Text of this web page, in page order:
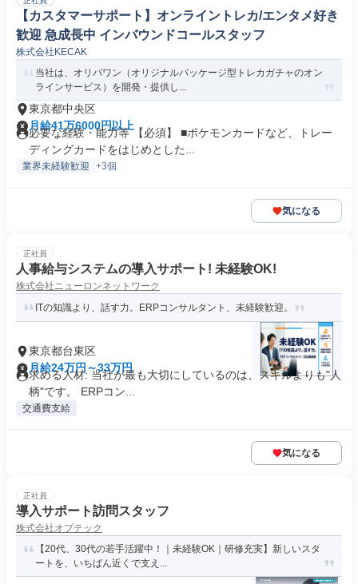
【カスタマーサポート】オンライントレカ/エンタメ好き
歓迎 急成長中 インバウンドコールスタッフ
株式会社KECAK
当社は、オリパワン（オリジナルパッケージ型トレカガチャのオン
ラインサービス）を開発・提供し...
東京都中央区
月給41万6000円以上
必要な経験・能力等 【必須】 ■ポケモンカードなど、トレー
ディングカードをはじめとした...
業界未経験歓迎 +3個
気になる
正社員
人事給与システムの導入サポート! 未経験OK!
株式会社ニューロンネットワーク
ITの知識より、話す力。ERPコンサルタント、未経験歓迎。
東京都台東区
月給24万円～33万円
求める人材: 当社が最も大切にしているのは、スキルよりも"人
柄"です。 ERPコン...
交通費支給
気になる
正社員
導入サポート訪問スタッフ
株式会社オプテック
【20代、30代の若手活躍中！｜未経験OK｜研修充実】新しいスタ
ートを、いちばん近くで支え...